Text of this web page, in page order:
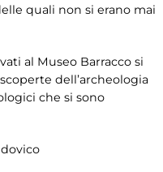
quali non si erano mai
al Museo Barracco si
dell’archeologia
che si sono